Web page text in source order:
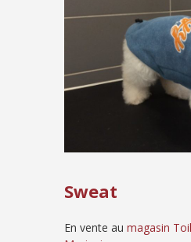
Sweat
En vente aumagasin